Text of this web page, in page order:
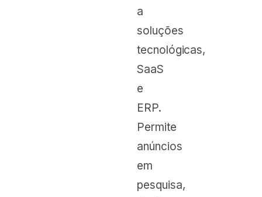
a
soluções
tecnológicas,
SaaS
e
ERP.
Permite
anúncios
em
pesquisa,